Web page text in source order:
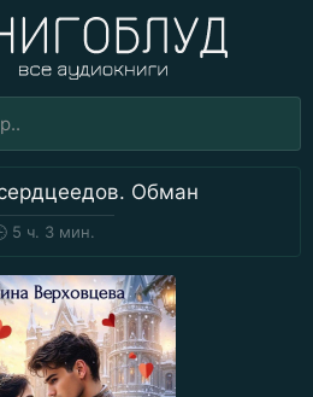
Обман
5 ч. 3 мин.